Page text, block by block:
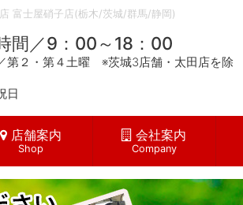
富士屋硝子店(栃木/茨城/群馬/静岡)
間／9：00～18：00
第２・第４土曜 ※茨城3店舗・太田店を除
日
店舗案内
Shop
会社案内
Company